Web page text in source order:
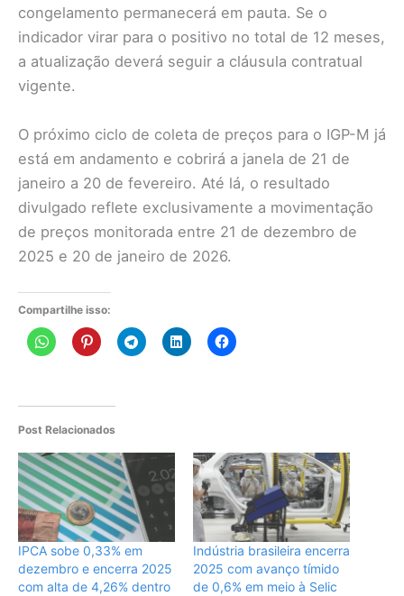
congelamento permanecerá em pauta. Se o
indicador virar para o positivo no total de 12 meses,
a atualização deverá seguir a cláusula contratual
vigente.
O próximo ciclo de coleta de preços para o IGP-M já
está em andamento e cobrirá a janela de 21 de
janeiro a 20 de fevereiro. Até lá, o resultado
divulgado reflete exclusivamente a movimentação
de preços monitorada entre 21 de dezembro de
2025 e 20 de janeiro de 2026.
Compartilhe isso:
Post Relacionados
IPCA sobe 0,33% em
dezembro e encerra 2025
com alta de 4,26% dentro
Indústria brasileira encerra
2025 com avanço tímido
de 0,6% em meio à Selic